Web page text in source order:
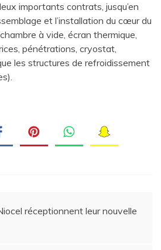
importants contrats, jusqu’en
et l’installation du cœur du
à vide, écran thermique,
pénétrations, cryostat,
les structures de refroidissement
réceptionnent leur nouvelle